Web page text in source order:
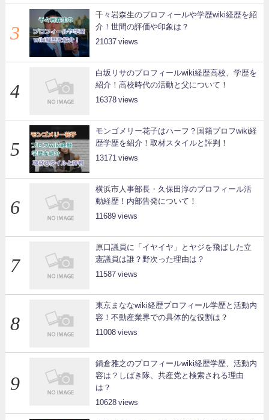
千々岩森生のプロフィールや学歴wiki経歴を紹
介！世間の評価や印象は？
21037
白坂リサのプロフィールwiki経歴高校、学歴を
紹介！高校時代の活動と父について！
16378
モンゴメリー花子はハーフ？国籍プロフwiki経
歴学歴を紹介！取材スタイルと評判！
13171
横浜市人事部長・久保田淳のプロフィール活
動経歴！内部告発について！
11689
原口議員に「イヤイヤ」とヤジを飛ばした立
憲議員は誰？野次った理由は？
11587
東京まななwiki経歴プロフィール学歴と活動内
容！不動産業界での具体的な役割は？
11008
鍋倉雅之のプロフィールwiki経歴学歴、活動内
容は？しばき隊、共産党と検索される理由
は？
10628